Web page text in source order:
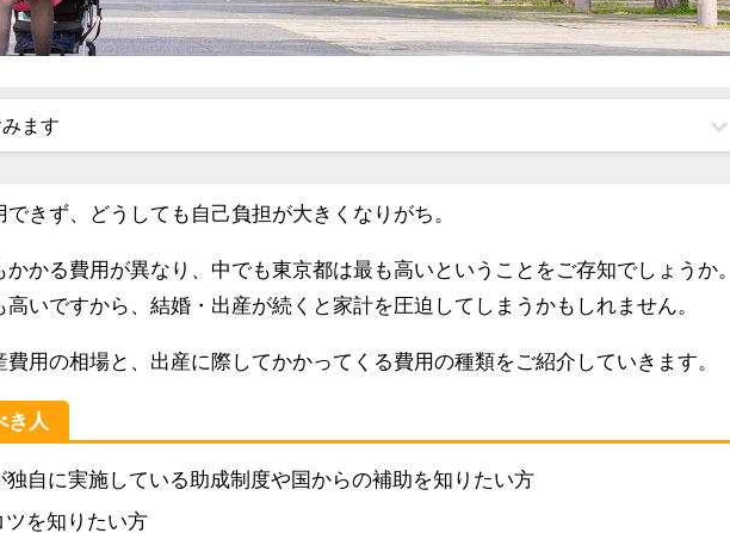
ます
きず、どうしても自己負担が大きくなりがち。
かる費用が異なり、中でも東京都は最も高いということをご存知でしょうか。
いですから、結婚・出産が続くと家計を圧迫してしまうかもしれません。
費用の相場と、出産に際してかかってくる費用の種類をご紹介していきます。
き人
独自に実施している助成制度や国からの補助を知りたい方
ツを知りたい方